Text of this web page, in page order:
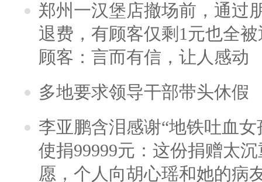
郑州一汉堡店撤场前，通过
退费，有顾客仅剩1元也全
顾客：言而有信，让人感动
多地要求领导干部带头休假
李亚鹏含泪感谢“地铁吐血
使捐99999元：这份捐赠太
愿，个人向胡心瑶和她的病